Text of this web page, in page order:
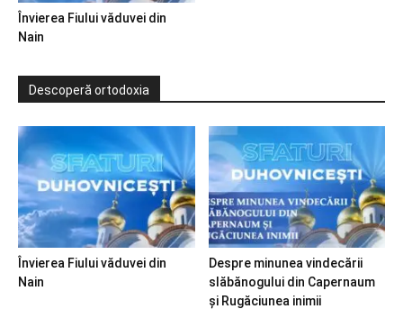
Învierea Fiului văduvei din
Nain
Descoperă ortodoxia
Învierea Fiului văduvei din
Nain
Despre minunea vindecării
slăbănogului din Capernaum
și Rugăciunea inimii